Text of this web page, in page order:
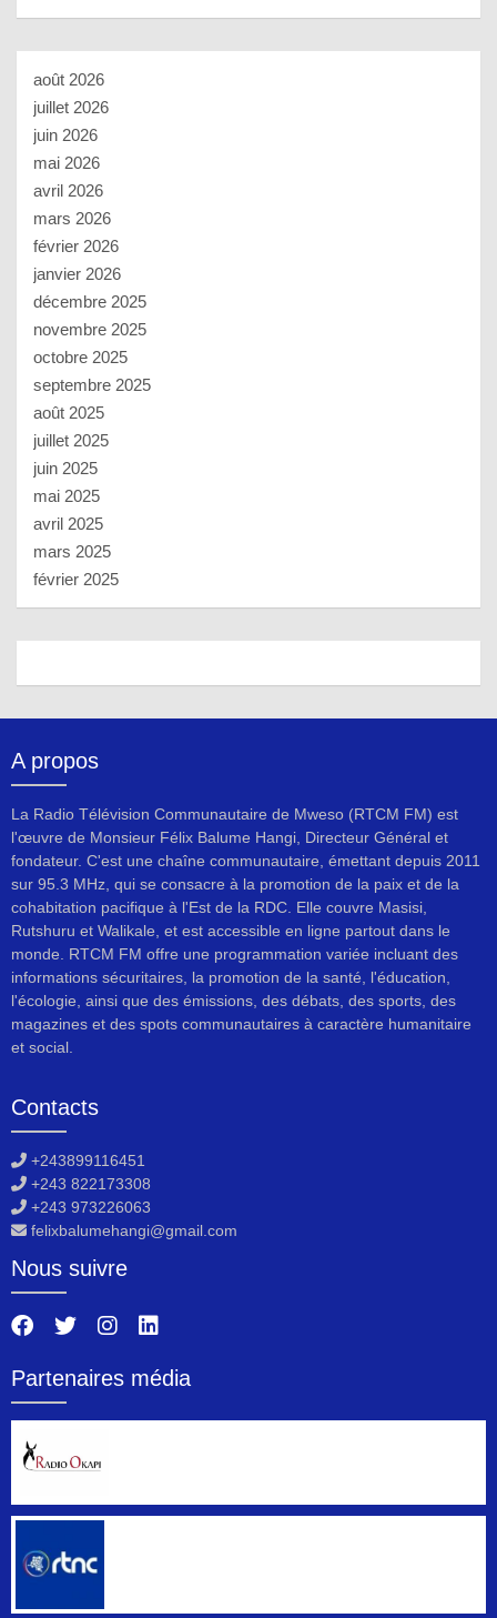
août 2026
juillet 2026
juin 2026
mai 2026
avril 2026
mars 2026
février 2026
janvier 2026
décembre 2025
novembre 2025
octobre 2025
septembre 2025
août 2025
juillet 2025
juin 2025
mai 2025
avril 2025
mars 2025
février 2025
A propos
La Radio Télévision Communautaire de Mweso (RTCM FM) est
l'œuvre de Monsieur Félix Balume Hangi, Directeur Général et
fondateur. C'est une chaîne communautaire, émettant depuis 2011
sur 95.3 MHz, qui se consacre à la promotion de la paix et de la
cohabitation pacifique à l'Est de la RDC. Elle couvre Masisi,
Rutshuru et Walikale, et est accessible en ligne partout dans le
monde. RTCM FM offre une programmation variée incluant des
informations sécuritaires, la promotion de la santé, l'éducation,
l'écologie, ainsi que des émissions, des débats, des sports, des
magazines et des spots communautaires à caractère humanitaire
et social.
Contacts
+243899116451
+243 822173308
+243 973226063
felixbalumehangi@gmail.com
Nous suivre
Partenaires média